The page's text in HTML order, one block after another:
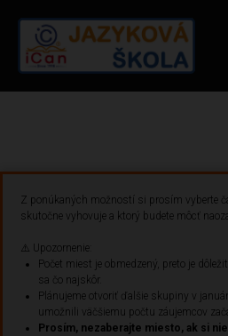
Z ponúkaných možností si prosím vyberte
skutočne vyhovuje a ktorý budete môcť
⚠️ Upozornenie:
Počet miest je obmedzený, preto je
sa čo najskôr.
Plánujeme otvoriť ďalšie skupiny v
umožnili väčšiemu počtu záujemcov
Prosím, nezaberajte miesto, ak si